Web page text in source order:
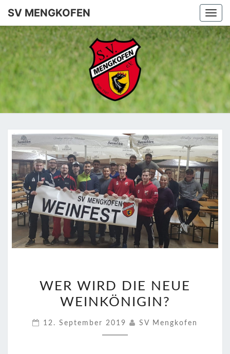
SV MENGKOFEN
SV
WIRD
DIE
WEINKÖNIGIN?
WER WIRD DIE NEUE
WEINKÖNIGIN?
12. September 2019 SV Mengkofen